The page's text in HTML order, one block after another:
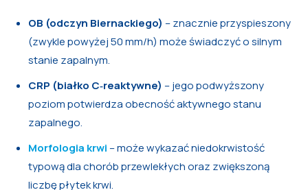
OB (odczyn Biernackiego) – znacznie przyspieszony
(zwykle powyżej 50 mm/h) może świadczyć o silnym
stanie zapalnym.
CRP (białko C‑reaktywne) – jego podwyższony
poziom potwierdza obecność aktywnego stanu
zapalnego.
Morfologia krwi – może wykazać niedokrwistość
typową dla chorób przewlekłych oraz zwiększoną
liczbę płytek krwi.